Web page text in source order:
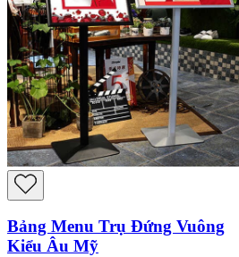
Bảng Menu Trụ Đứng Vuông
Kiểu Âu Mỹ